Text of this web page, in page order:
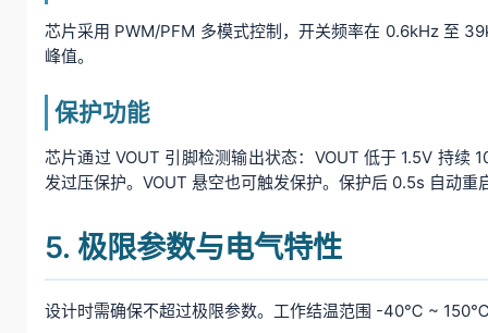
芯片采用 PWM/PFM 多模式控制，开关频率在 0.6kHz 至
峰值。
保护功能
芯片通过 VOUT 引脚检测输出状态：VOUT 低于 1.5V 持
发过压保护。VOUT 悬空也可触发保护。保护后 0.5s 自动
5. 极限参数与电气特性
设计时需确保不超过极限参数。工作结温范围 -40℃ ~